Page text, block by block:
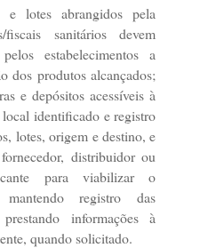
e lotes abrangidos pela
fiscais sanitários devem
estabelecimentos a
dos produtos alcançados;
e depósitos acessíveis à
identificado e registro
lotes, origem e destino, e
distribuidor ou
para viabilizar o
mantendo registro das
informações à
quando solicitado.